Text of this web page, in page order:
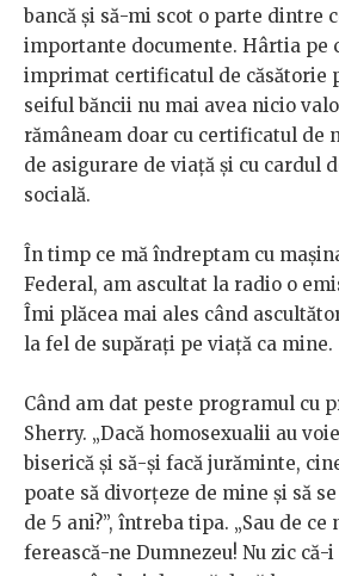
bancă și să-mi scot o parte dintre
importante documente. Hârtia pe
imprimat certificatul de căsătorie
seiful băncii nu mai avea nicio
rămâneam doar cu certificatul de
de asigurare de viață și cu cardul
socială.
În timp ce mă îndreptam cu
Federal, am ascultat la radio o
Îmi plăcea mai ales când
la fel de supărați pe viață ca mine.
Când am dat peste programul cu
Sherry. „Dacă homosexualii au
biserică și să-și facă jurăminte,
poate să divorțeze de mine și să
de 5 ani?”, întreba tipa. „Sau de ce
ferească-ne Dumnezeu! Nu zic